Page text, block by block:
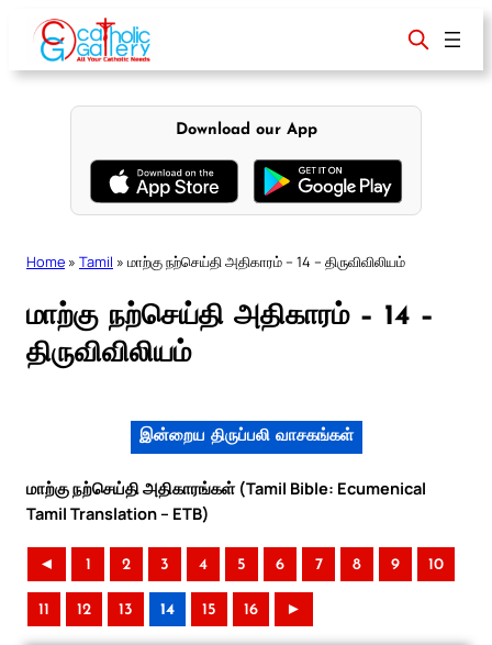
content
Download our App
Home » Tamil » மாற்கு நற்செய்தி அதிகாரம் – 14 – திருவிவிலியம்
மாற்கு நற்செய்தி அதிகாரம் – 14 –
திருவிவிலியம்
இன்றைய திருப்பலி வாசகங்கள்
மாற்கு நற்செய்தி அதிகாரங்கள் (Tamil Bible: Ecumenical
Tamil Translation – ETB)
◄ 1 2 3 4 5 6 7 8 9 10
11 12 13 14 15 16 ►